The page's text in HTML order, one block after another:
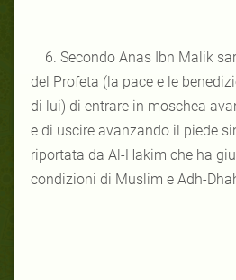
6. Secondo Anas Ibn Malik
del Profeta (la pace e le
di lui) di entrare in moschea
e di uscire avanzando il piede
riportata da Al-Hakim che ha
condizioni di Muslim e Adh-